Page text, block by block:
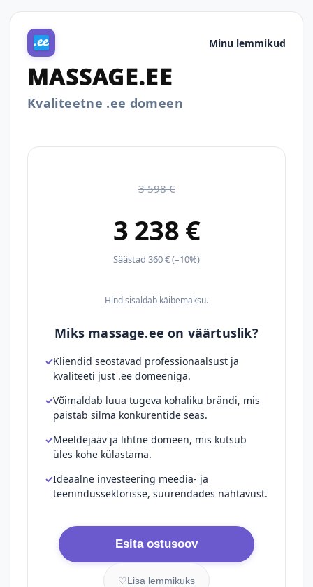
Minu lemmikud
MASSAGE.EE
Kvaliteetne .ee domeen
3 598 €
3 238 €
Säästad 360 € (–10%)
Hind sisaldab käibemaksu.
Miks massage.ee on väärtuslik?
Kliendid seostavad professionaalsust ja
kvaliteeti just .ee domeeniga.
Võimaldab luua tugeva kohaliku brändi, mis
paistab silma konkurentide seas.
Meeldejääv ja lihtne domeen, mis kutsub
üles kohe külastama.
Ideaalne investeering meedia- ja
teenindussektorisse, suurendades nähtavust.
Esita ostusoov
♡Lisa lemmikuks